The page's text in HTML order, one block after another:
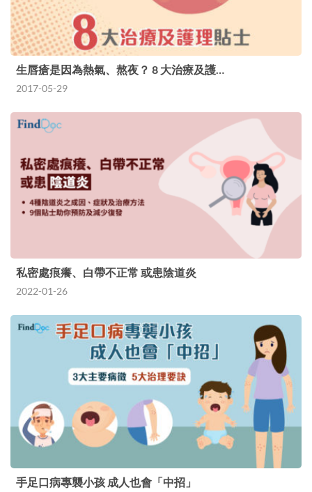
生唇瘡是因為熱氣、熬夜？ 8 大治療及護…
2017-05-29
私密處痕癢、白帶不正常 或患陰道炎
2022-01-26
手足口病專襲小孩 成人也會「中招」